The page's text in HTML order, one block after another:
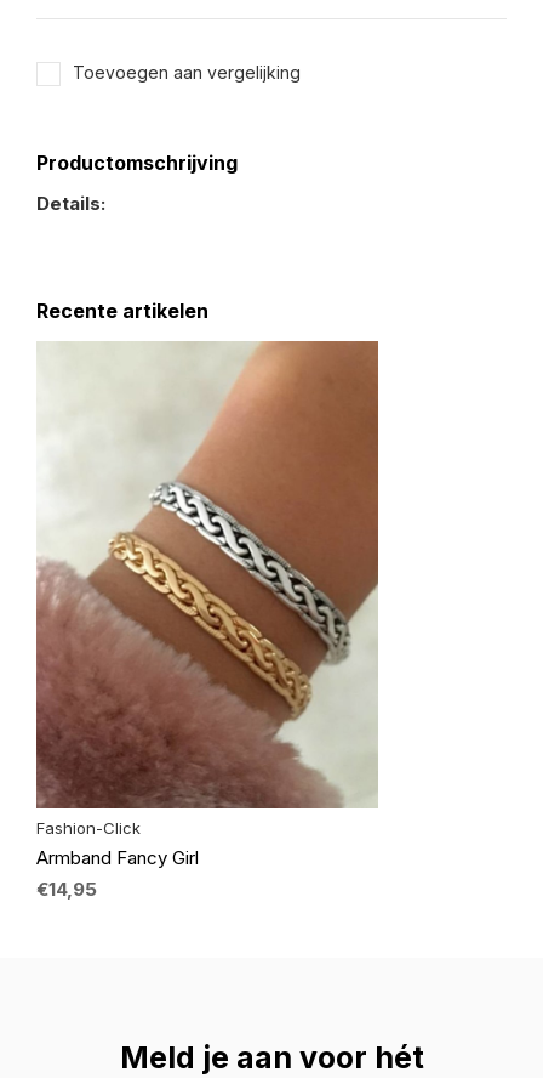
Toevoegen aan vergelijking
Productomschrijving
Details:
Recente artikelen
Fashion-Click
Armband Fancy Girl
€14,95
Meld je aan voor hét